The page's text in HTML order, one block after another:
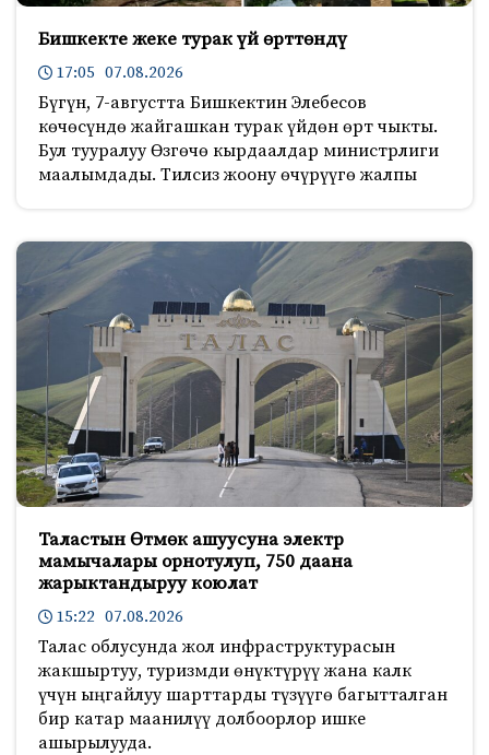
Бишкекте жеке турак үй өрттөндү
17:05 07.08.2026
Бүгүн, 7-августта Бишкектин Элебесов
көчөсүндө жайгашкан турак үйдөн өрт чыкты.
Бул тууралуу Өзгөчө кырдаалдар министрлиги
маалымдады. Тилсиз жоону өчүрүүгө жалпы
Таластын Өтмөк ашуусуна электр
мамычалары орнотулуп, 750 даана
жарыктандыруу коюлат
15:22 07.08.2026
Талас облусунда жол инфраструктурасын
жакшыртуу, туризмди өнүктүрүү жана калк
үчүн ыңгайлуу шарттарды түзүүгө багытталган
бир катар маанилүү долбоорлор ишке
ашырылууда.